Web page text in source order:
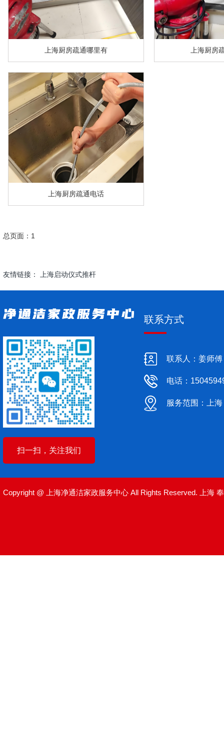
上海厨房疏通哪里有 上海厨房
上海厨房疏通电话
总页面：1
友情链接： 上海启动仪式推杆
扫一扫，关注我们
联系方式
联系人：姜师傅
电话：
服务范围：上海
Copyright @ 上海净通洁家政服务中心 All Rights Reserved. 上海